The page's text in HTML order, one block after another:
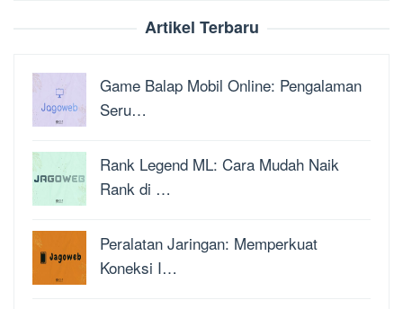
Artikel Terbaru
Game Balap Mobil Online: Pengalaman
Seru…
Rank Legend ML: Cara Mudah Naik
Rank di …
Peralatan Jaringan: Memperkuat
Koneksi I…